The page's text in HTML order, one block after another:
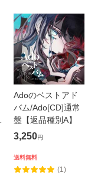
Adoのベストアド
バム/Ado[CD]通常
盤【返品種別A】
3,250円
送料無料
(1)